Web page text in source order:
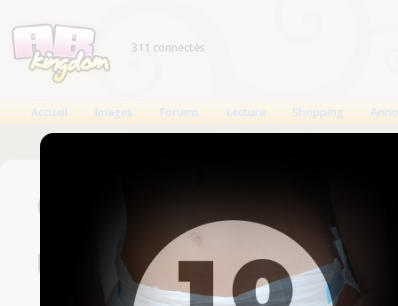
311 connectés
Accueil Images Forums Lecture Shopping
Connexion
Un compte est